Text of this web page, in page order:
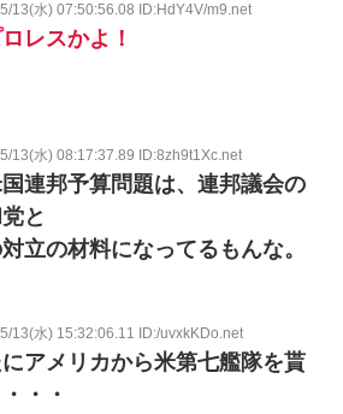
13(水) 07:50:56.08 ID:HdY4V/m9.net
レスかよ！
13(水) 08:17:37.89 ID:8zh9t1Xc.net
連邦予算問題は、連邦議会の
と
立の材料になってるもんな。
13(水) 15:32:06.11 ID:/uvxkKDo.net
アメリカから米第七艦隊を貰
・・